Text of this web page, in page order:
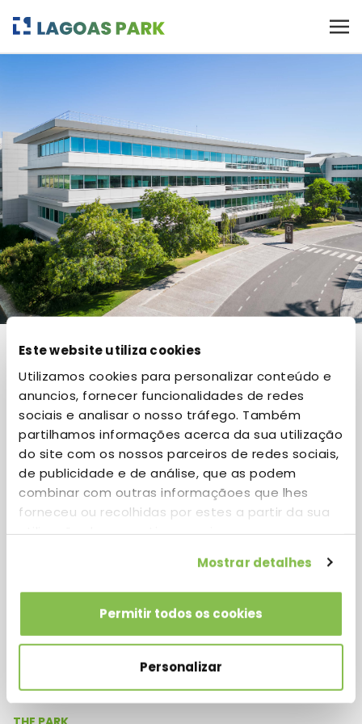
Este website utiliza cookies
Utilizamos cookies para personalizar conteúdo e
anuncios, fornecer funcionalidades de redes
sociais e analisar o nosso tráfego. Também
partilhamos informações acerca da sua utilização
do site com os nossos parceiros de redes sociais,
de publicidade e de análise, que as podem
combinar com outras informaçãoes que lhes
forneceu ou recolhidas por estes a partir da sua
utilização dos respetivos serviços.
Mostrar detalhes
Permitir todos os cookies
Personalizar
RESIDENT COMPANIES
Shore
Location
Building 8